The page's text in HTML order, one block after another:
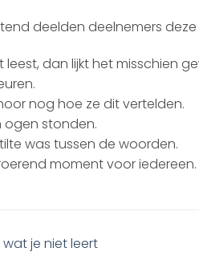
deelden deelnemers
leest, dan lijkt het misschien
nog hoe ze dit vertelden.
ogen stonden.
was tussen de woorden.
moment voor iedereen.
wat je niet leert